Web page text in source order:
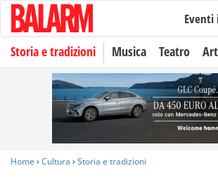
Eventi
Storia e tradizioni Musica Teatro
Home › Cultura › Storia e tradizioni